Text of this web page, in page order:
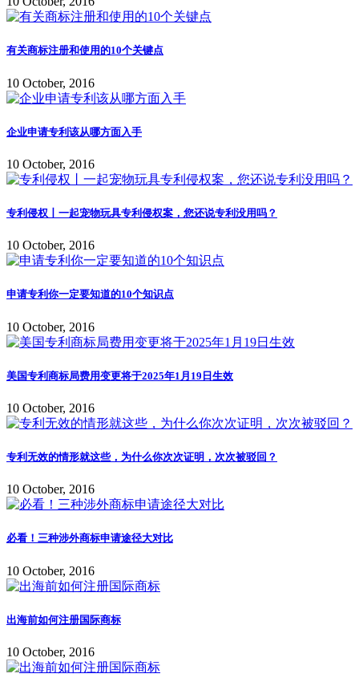
有关商标注册和使用的10个关键点
10 October, 2016
企业申请专利该从哪方面入手
10 October, 2016
专利侵权丨一起宠物玩具专利侵权案，您还说专利没用吗？
10 October, 2016
申请专利你一定要知道的10个知识点
10 October, 2016
美国专利商标局费用变更将于2025年1月19日生效
10 October, 2016
专利无效的情形就这些，为什么你次次证明，次次被驳回？
10 October, 2016
必看！三种涉外商标申请途径大对比
10 October, 2016
出海前如何注册国际商标
10 October, 2016